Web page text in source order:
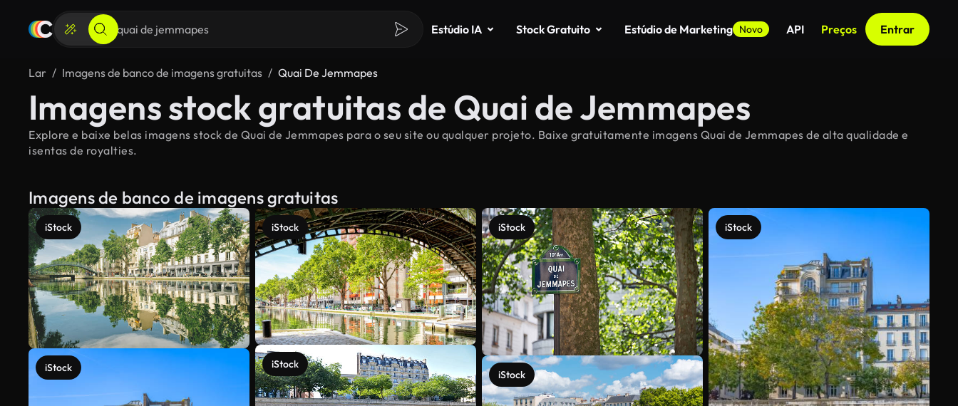
Estúdio IA Stock Gratuito Estúdio de Marketing Novo API Preços Entrar
Lar Imagens de banco de imagens gratuitas Quai De Jemmapes
Imagens stock gratuitas de Quai de Jemmapes
Explore e baixe belas imagens stock de Quai de Jemmapes para o seu site ou qualquer projeto. Baixe gratuitamente imagens Quai de Jemmapes de alta qualidade e
isentas de royalties.
Imagens de banco de imagens gratuitas
iStock
iStock
iStock
iStock
iStock
iStock
iStock